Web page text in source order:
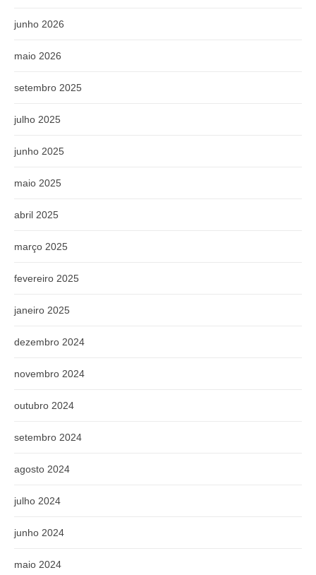
junho 2026
maio 2026
setembro 2025
julho 2025
junho 2025
maio 2025
abril 2025
março 2025
fevereiro 2025
janeiro 2025
dezembro 2024
novembro 2024
outubro 2024
setembro 2024
agosto 2024
julho 2024
junho 2024
maio 2024